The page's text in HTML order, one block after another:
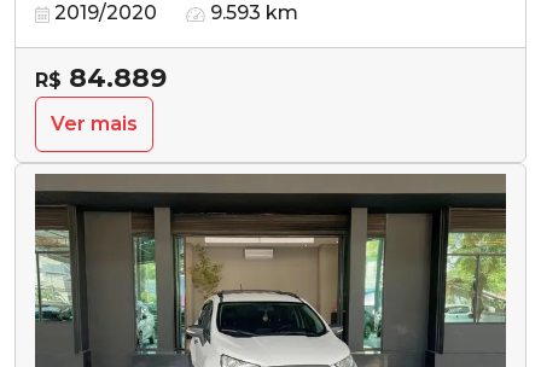
2019/2020 9.593 km
R$ 84.889
Ver mais